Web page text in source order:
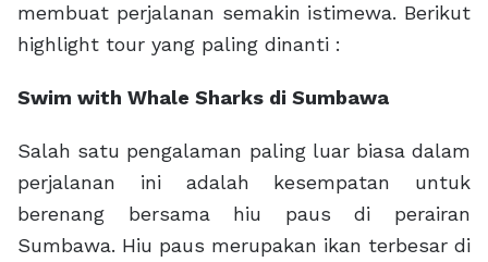
membuat perjalanan semakin istimewa. Berikut
highlight tour yang paling dinanti :
Swim with Whale Sharks di Sumbawa
Salah satu pengalaman paling luar biasa dalam
perjalanan ini adalah kesempatan untuk
berenang bersama hiu paus di perairan
Sumbawa. Hiu paus merupakan ikan terbesar di